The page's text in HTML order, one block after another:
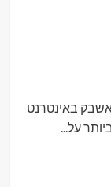
באינטרנט
על...